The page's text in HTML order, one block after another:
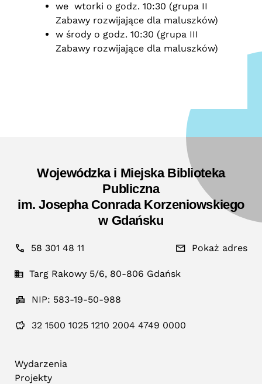
we wtorki o godz. 10:30 (grupa II
Zabawy rozwijające dla maluszków)
w środy o godz. 10:30 (grupa III
Zabawy rozwijające dla maluszków)
Wojewódzka i Miejska Biblioteka
Publiczna
im. Josepha Conrada Korzeniowskiego
w Gdańsku
58 301 48 11 Pokaż adres
Targ Rakowy 5/6, 80-806 Gdańsk
NIP: 583-19-50-988
32 1500 1025 1210 2004 4749 0000
Wydarzenia
Projekty